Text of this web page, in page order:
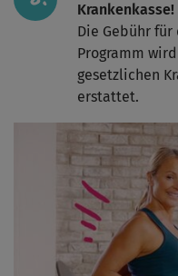
Krankenkasse!
Die Gebühr
Programm
gesetzlichen
erstattet.